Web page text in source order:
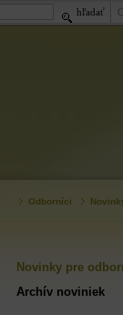
Odborníci
Novinky pre
Archív noviniek
hľadať